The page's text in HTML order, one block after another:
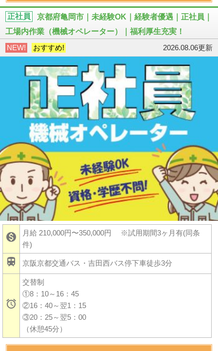
正社員
京都府亀岡市｜未経験OK｜経験者優遇｜正社員｜
工場内作業（機械オペレーター）｜福利厚生充実！
NEW!
おすすめ! 2026.08.06更新
 月給 210,000円〜350,000円
※試用期間3ヶ月有(同条
件)
 京阪京都交通バス・吉田西バス停下車徒歩3分

交替制
①8：10～16：45
②16：40～翌1：15
③20：25～翌5：00
（休憩45分）